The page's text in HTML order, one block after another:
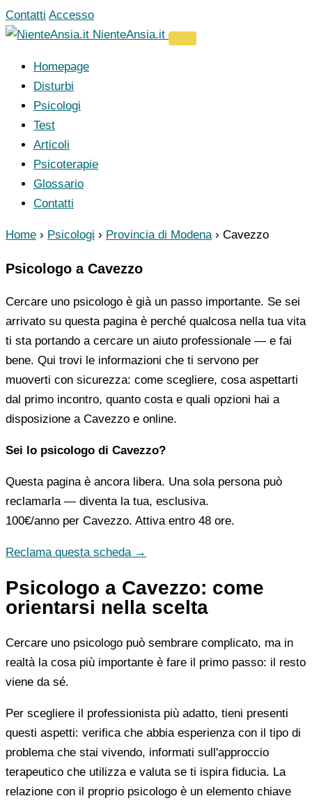
Vai
al
Contatti Accesso
NienteAnsia.it
Homepage
Disturbi
Psicologi
Test
Articoli
Psicoterapie
Glossario
Contatti
Home › Psicologi › Provincia di Modena › Cavezzo
Psicologo a Cavezzo
Cercare uno psicologo è già un passo importante. Se sei
arrivato su questa pagina è perché qualcosa nella tua vita
ti sta portando a cercare un aiuto professionale — e fai
bene. Qui trovi le informazioni che ti servono per
muoverti con sicurezza: come scegliere, cosa aspettarti
dal primo incontro, quanto costa e quali opzioni hai a
disposizione a Cavezzo e online.
Sei lo psicologo di Cavezzo?
Questa pagina è ancora libera. Una sola persona può
reclamarla — diventa la tua, esclusiva.
100€/anno per Cavezzo. Attiva entro 48 ore.
Reclama questa scheda →
Psicologo a Cavezzo: come
orientarsi nella scelta
Cercare uno psicologo può sembrare complicato, ma in
realtà la cosa più importante è fare il primo passo: il resto
viene da sé.
Per scegliere il professionista più adatto, tieni presenti
questi aspetti: verifica che abbia esperienza con il tipo di
problema che stai vivendo, informati sull'approccio
terapeutico che utilizza e valuta se ti ispira fiducia. La
relazione con il proprio psicologo è un elemento chiave